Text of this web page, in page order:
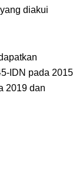
diakui
IDN pada 2015
2019 dan